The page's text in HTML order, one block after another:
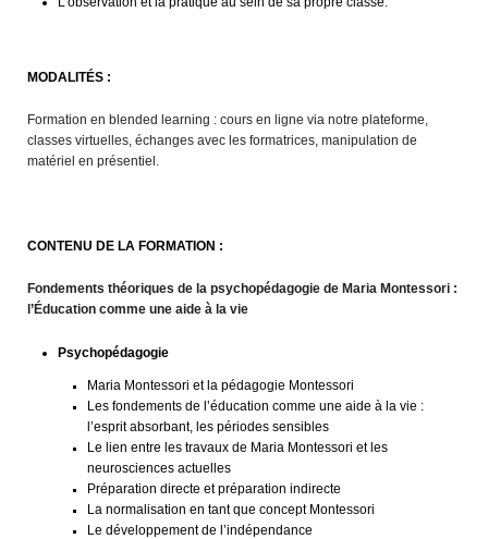
MODALITÉS :
Formation en blended learning : cours en ligne via notre plateforme,
classes virtuelles, échanges avec les formatrices, manipulation de
matériel en présentiel.
CONTENU DE LA FORMATION :
Fondements théoriques de la psychopédagogie de Maria Montessori :
l’Éducation comme une aide à la vie
Psychopédagogie
Maria Montessori et la pédagogie Montessori
Les fondements de l’éducation comme une aide à la vie :
l’esprit absorbant, les périodes sensibles
Le lien entre les travaux de Maria Montessori et les
neurosciences actuelles
Préparation directe et préparation indirecte
La normalisation en tant que concept Montessori
Le développement de l’indépendance